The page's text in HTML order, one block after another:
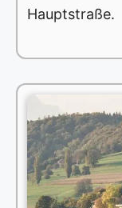
Hauptstraße.